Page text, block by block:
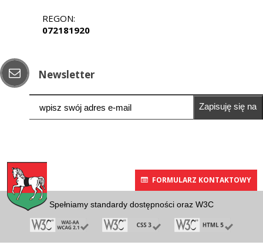
REGON:
072181920
Newsletter
Zapisuję się na
FORMULARZ KONTAKTOWY
Spełniamy standardy dostępności oraz W3C